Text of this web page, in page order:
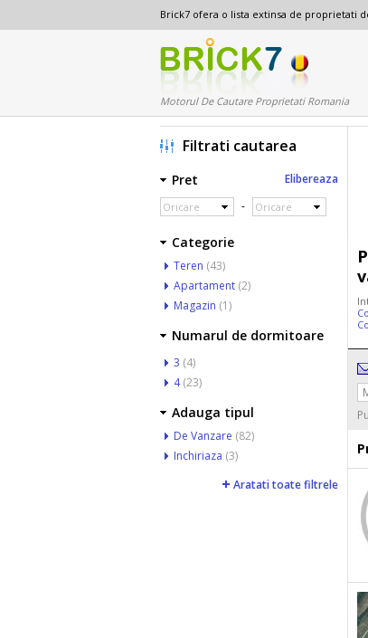
Brick7 ofera o lista extinsa de proprietati
Motorul De Cautare Proprietati Romania
Filtrati cautarea
Pret Elibereaza
Oricare - Oricare
Categorie
Teren (43)
Apartament (2)
Magazin (1)
Numarul de dormitoare
3 (4)
4(23)
Adauga tipul
De Vanzare (82)
Inchiriaza (3)
Aratati toate filtrele